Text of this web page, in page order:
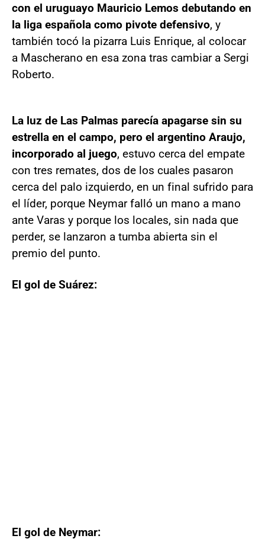
con el uruguayo Mauricio Lemos debutando en
la liga española como pivote defensivo, y
también tocó la pizarra Luis Enrique, al colocar
a Mascherano en esa zona tras cambiar a Sergi
Roberto.
La luz de Las Palmas parecía apagarse sin su
estrella en el campo, pero el argentino Araujo,
incorporado al juego, estuvo cerca del empate
con tres remates, dos de los cuales pasaron
cerca del palo izquierdo, en un final sufrido para
el líder, porque Neymar falló un mano a mano
ante Varas y porque los locales, sin nada que
perder, se lanzaron a tumba abierta sin el
premio del punto.
El gol de Suárez:
El gol de Neymar: